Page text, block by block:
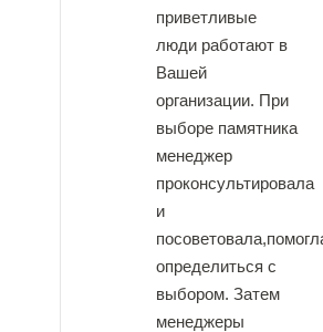
приветливые
люди работают в
Вашей
организации. При
выборе памятника
менеджер
проконсультировала
и
определиться с
выбором. Затем
менеджеры